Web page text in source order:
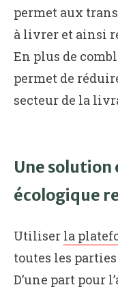
permet aux
à livrer et ainsi
En plus de
permet de
secteur de la
Une solution
écologique
Utiliser la
toutes les
D’une part pour